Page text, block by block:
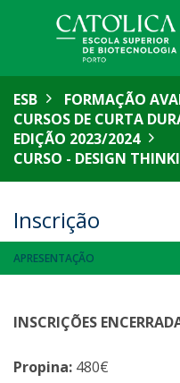
ESB
FORMAÇÃO
CURSOS DE CURTA
EDIÇÃO 2023/2024
CURSO - DESIGN
Inscrição
APRESENTAÇÃO
INSCRIÇÕES
Propina: 480€